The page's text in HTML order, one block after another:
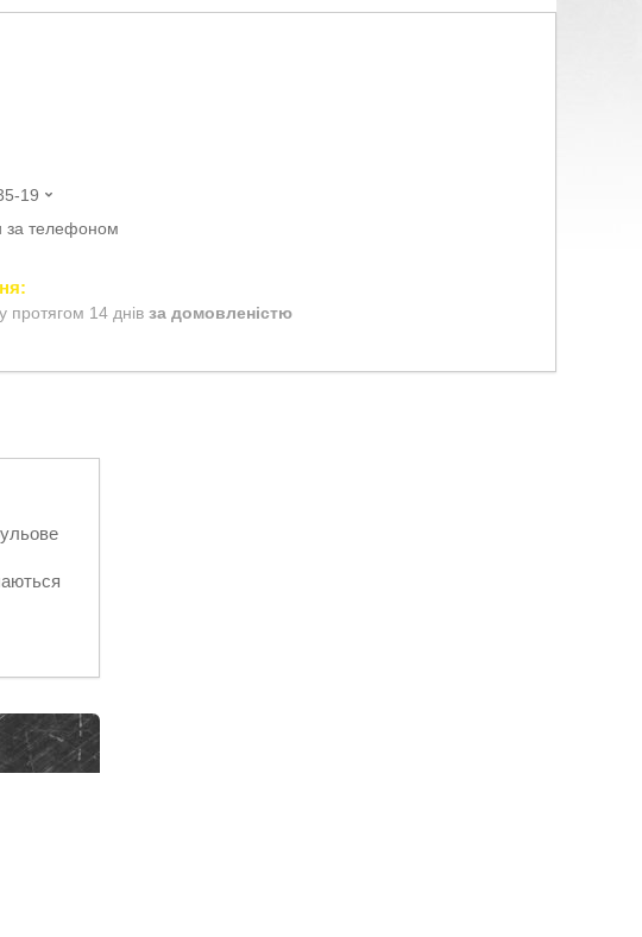
19
за телефоном
протягом 14 днів за домовленістю